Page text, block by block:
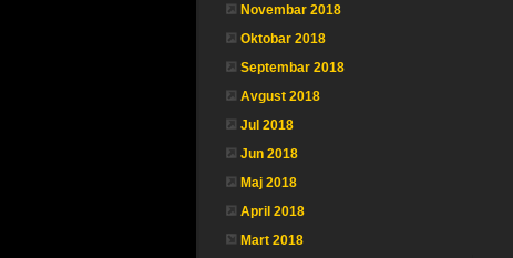
Novembar 2018
Oktobar 2018
Septembar 2018
Avgust 2018
Jul 2018
Jun 2018
Maj 2018
April 2018
Mart 2018